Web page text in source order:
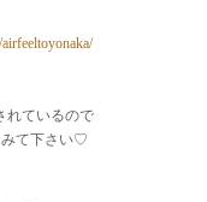
れているので
みて下さい♡